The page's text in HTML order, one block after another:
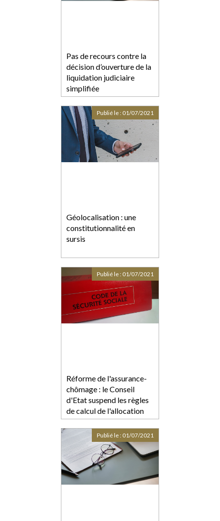
Pas de recours contre la
décision d’ouverture de la
liquidation judiciaire
simplifiée
Géolocalisation : une
constitutionnalité en
sursis
Publié le : 01/07/2021
Réforme de l'assurance-
chômage : le Conseil
d'Etat suspend les règles
de calcul de l'allocation
qui devaient entrer en
vigueur le 1er juillet
Publié le : 01/07/2021
Publié le : 01/07/2021